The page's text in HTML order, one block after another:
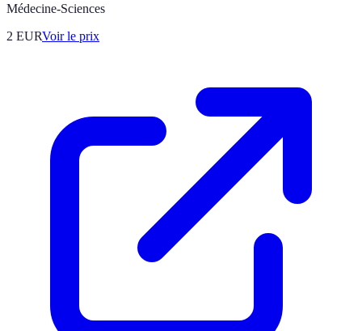
Médecine-Sciences
2 EURVoir le prix